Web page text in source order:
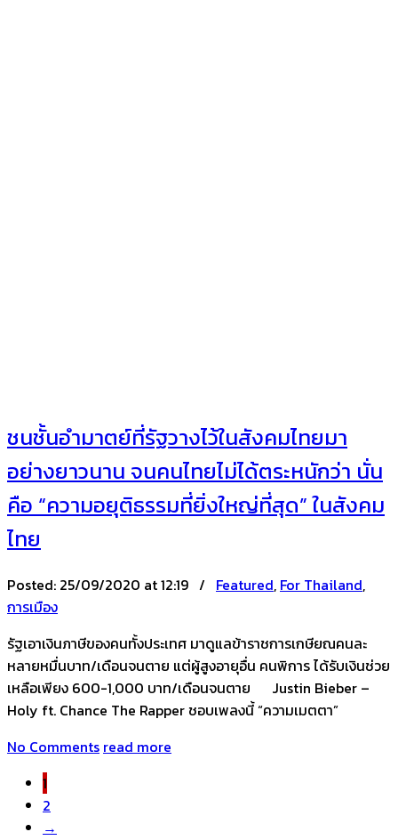
ชนชั้นอำมาตย์ที่รัฐวางไว้ในสังคมไทยมา
อย่างยาวนาน จนคนไทยไม่ได้ตระหนักว่า นั่น
คือ “ความอยุติธรรมที่ยิ่งใหญ่ที่สุด” ในสังคม
ไทย
Posted: 25/09/2020 at 12:19 / Featured, For Thailand,
การเมือง
รัฐเอาเงินภาษีของคนทั้งประเทศ มาดูแลข้าราชการเกษียณคนละ
หลายหมื่นบาท/เดือนจนตาย แต่ผู้สูงอายุอื่น คนพิการ ได้รับเงินช่วย
เหลือเพียง 600-1,000 บาท/เดือนจนตาย Justin Bieber –
Holy ft. Chance The Rapper ชอบเพลงนี้ “ความเมตตา”
No Comments read more
1
2
→